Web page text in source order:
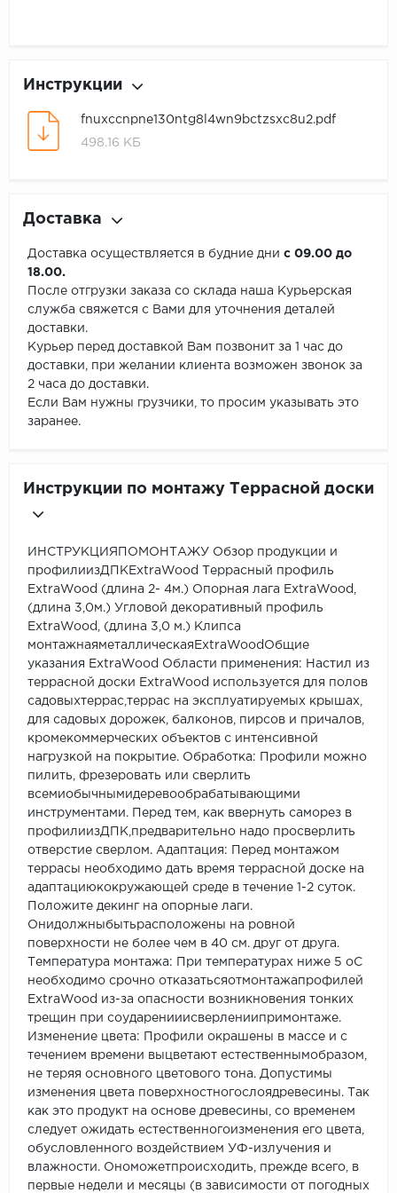
Инструкции
fnuxccnpne130ntg8l4wn9bctzsxc8u2.pdf
498.16 КБ
Доставка
Доставка осуществляется в будние дни с 09.00 до
18.00.
После отгрузки заказа со склада наша Курьерская
служба свяжется с Вами для уточнения деталей
доставки.
Курьер перед доставкой Вам позвонит за 1 час до
доставки, при желании клиента возможен звонок за
2 часа до доставки.
Если Вам нужны грузчики, то просим указывать это
заранее.
Инструкции по монтажу Террасной доски
ИНСТРУКЦИЯПОМОНТАЖУ Обзор продукции и
профилиизДПКExtraWood Террасный профиль
ExtraWood (длина 2- 4м.) Опорная лага ExtraWood,
(длина 3,0м.) Угловой декоративный профиль
ExtraWood, (длина 3,0 м.) Клипса
монтажнаяметаллическаяExtraWoodОбщие
указания ExtraWood Области применения: Настил из
террасной доски ExtraWood используется для полов
садовыхтеррас,террас на эксплуатируемых крышах,
для садовых дорожек, балконов, пирсов и причалов,
кромекоммерческих объектов с интенсивной
нагрузкой на покрытие. Обработка: Профили можно
пилить, фрезеровать или сверлить
всемиобычнымидеревообрабатывающими
инструментами. Перед тем, как ввернуть саморез в
профилиизДПК,предварительно надо просверлить
отверстие сверлом. Адаптация: Перед монтажом
террасы необходимо дать время террасной доске на
адаптациюкокружающей среде в течение 1-2 суток.
Положите декинг на опорные лаги.
Онидолжныбытьрасположены на ровной
поверхности не более чем в 40 см. друг от друга.
Температура монтажа: При температурах ниже 5 оС
необходимо срочно отказатьсяотмонтажапрофилей
ExtraWood из-за опасности возникновения тонких
трещин при соударенииисверлениипримонтаже.
Изменение цвета: Профили окрашены в массе и с
течением времени выцветают естественнымобразом,
не теряя основного цветового тона. Допустимы
изменения цвета поверхностногослоядревесины. Так
как это продукт на основе древесины, со временем
следует ожидать естественногоизменения его цвета,
обусловленного воздействием УФ-излучения и
влажности. Ономожетпроисходить, прежде всего, в
первые недели и месяцы (в зависимости от погодных